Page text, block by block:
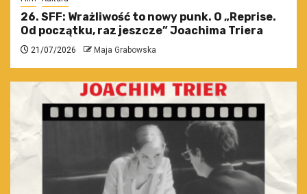
26. SFF: Wrażliwość to nowy punk. O „Reprise.
Od początku, raz jeszcze” Joachima Triera
21/07/2026 Maja Grabowska